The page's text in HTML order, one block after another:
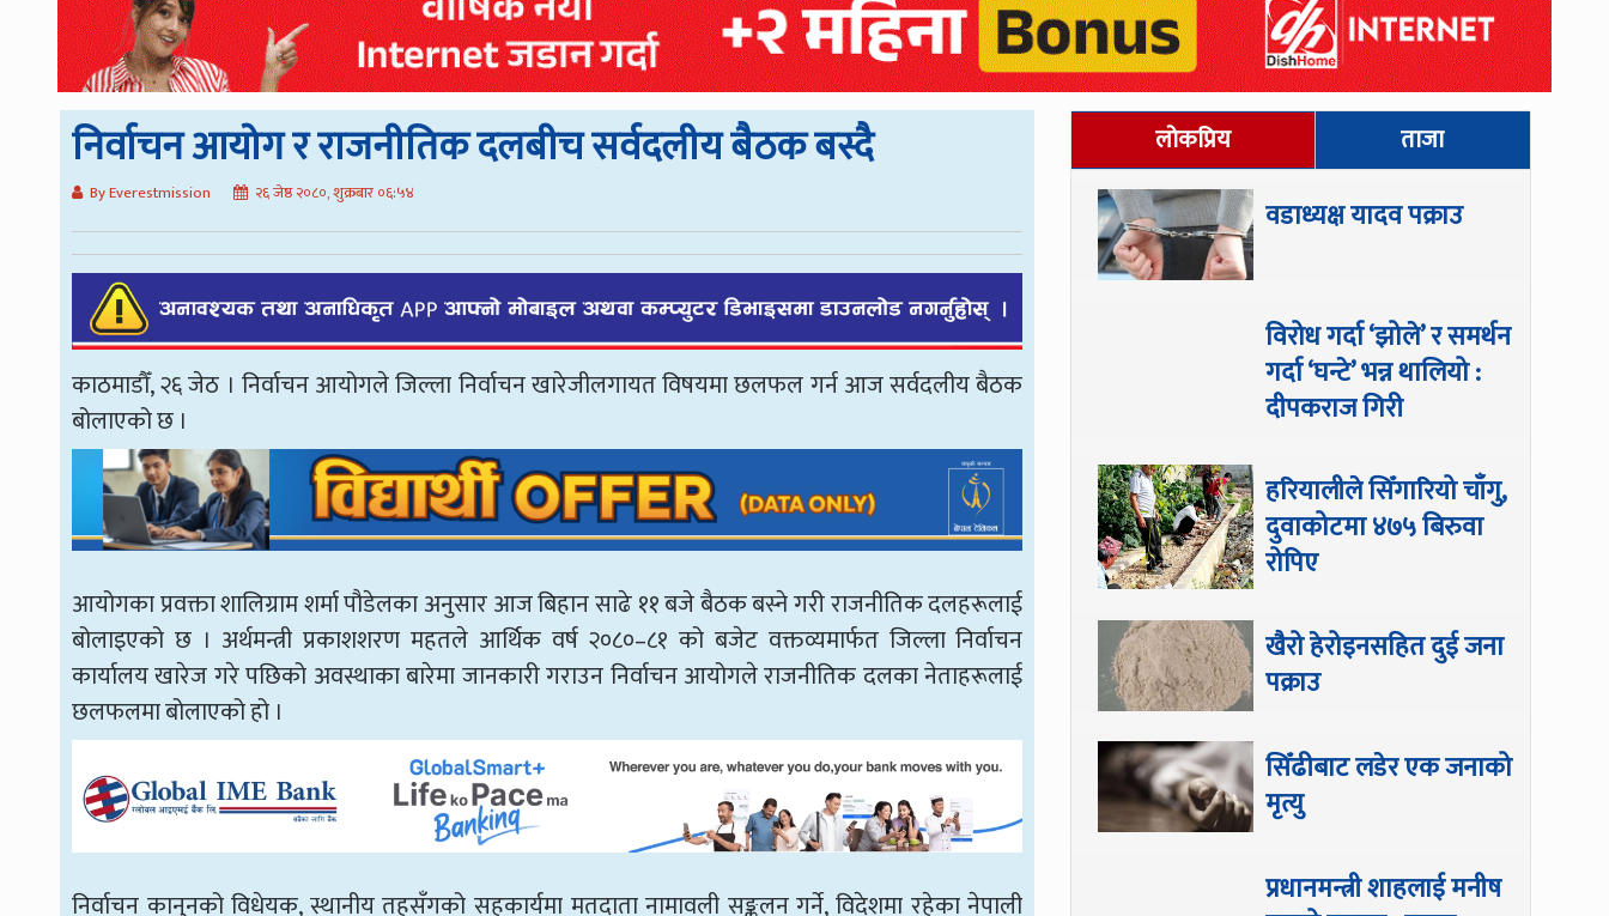
निर्वाचन आयोग र राजनीतिक दलबीच सर्वदलीय बैठक बस्दै
By Everestmission २६ जेष्ठ २०८०, शुक्रबार ०६:५४
काठमाडौँ, २६ जेठ । निर्वाचन आयोगले जिल्ला निर्वाचन खारेजीलगायत विषयमा छलफल गर्न आज सर्वदलीय बैठक
बोलाएको छ ।
आयोगका प्रवक्ता शालिग्राम शर्मा पौडेलका अनुसार आज बिहान साढे ११ बजे बैठक बस्ने गरी राजनीतिक दलहरूलाई
बोलाइएको छ । अर्थमन्त्री प्रकाशशरण महतले आर्थिक वर्ष २०८०–८१ को बजेट वक्तव्यमार्फत जिल्ला निर्वाचन
कार्यालय खारेज गरे पछिको अवस्थाका बारेमा जानकारी गराउन निर्वाचन आयोगले राजनीतिक दलका नेताहरूलाई
छलफलमा बोलाएको हो ।
निर्वाचन कानुनको विधेयक, स्थानीय तहसँगको सहकार्यमा मतदाता नामावली सङ्कलन गर्ने, विदेशमा रहेका नेपाली
लोकप्रिय ताजा
वडाध्यक्ष यादव पक्राउ
विरोध गर्दा ‘झोले’ र समर्थन
गर्दा ‘घन्टे’ भन्न थालियो :
दीपकराज गिरी
हरियालीले सिँगारियो चाँगु,
दुवाकोटमा ४७५ बिरुवा
रोपिए
खैरो हेरोइनसहित दुई जना
पक्राउ
सिँढीबाट लडेर एक जनाको
मृत्यु
प्रधानमन्त्री शाहलाई मनीष